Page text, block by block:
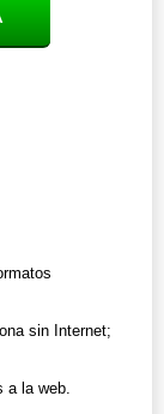
sin Internet;
a la web.